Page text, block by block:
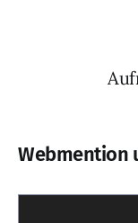
Webmention